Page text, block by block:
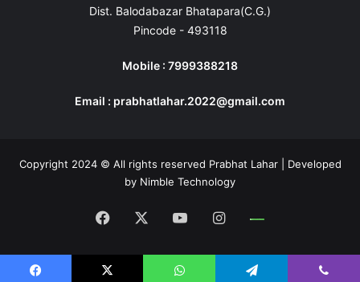
Dist. Balodabazar Bhatapara(C.G.)
Pincode - 493118
Mobile : 7999388218
Email : prabhatlahar.2022@gmail.com
Copyright 2024 © All rights reserved Prabhat Lahar | Developed
by Nimble Technology
Facebook YouTubeInstagram